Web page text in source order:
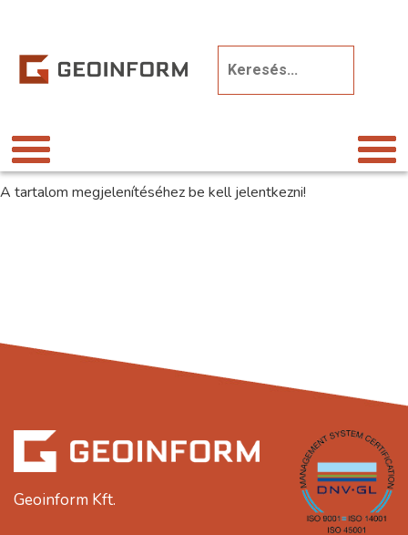
A tartalom megjelenítéséhez be kell jelentkezni!
Geoinform Kft.